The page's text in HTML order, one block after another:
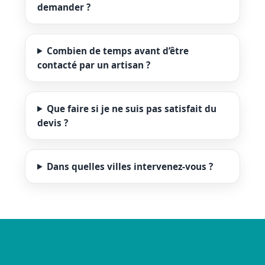
demander ?
Combien de temps avant d’être
contacté par un artisan ?
Que faire si je ne suis pas satisfait du
devis ?
Dans quelles villes intervenez-vous ?